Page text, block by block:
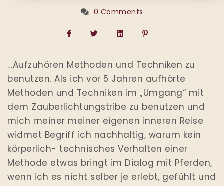
0 Comments
…Aufzuhören Methoden und Techniken zu
benutzen. Als ich vor 5 Jahren aufhörte
Methoden und Techniken im „Umgang“ mit
dem Zauberlichtungstribe zu benutzen und
mich meiner meiner eigenen inneren Reise
widmet Begriff ich nachhaltig, warum kein
körperlich- technisches Verhalten einer
Methode etwas bringt im Dialog mit Pferden,
wenn ich es nicht selber je erlebt, gefühlt und